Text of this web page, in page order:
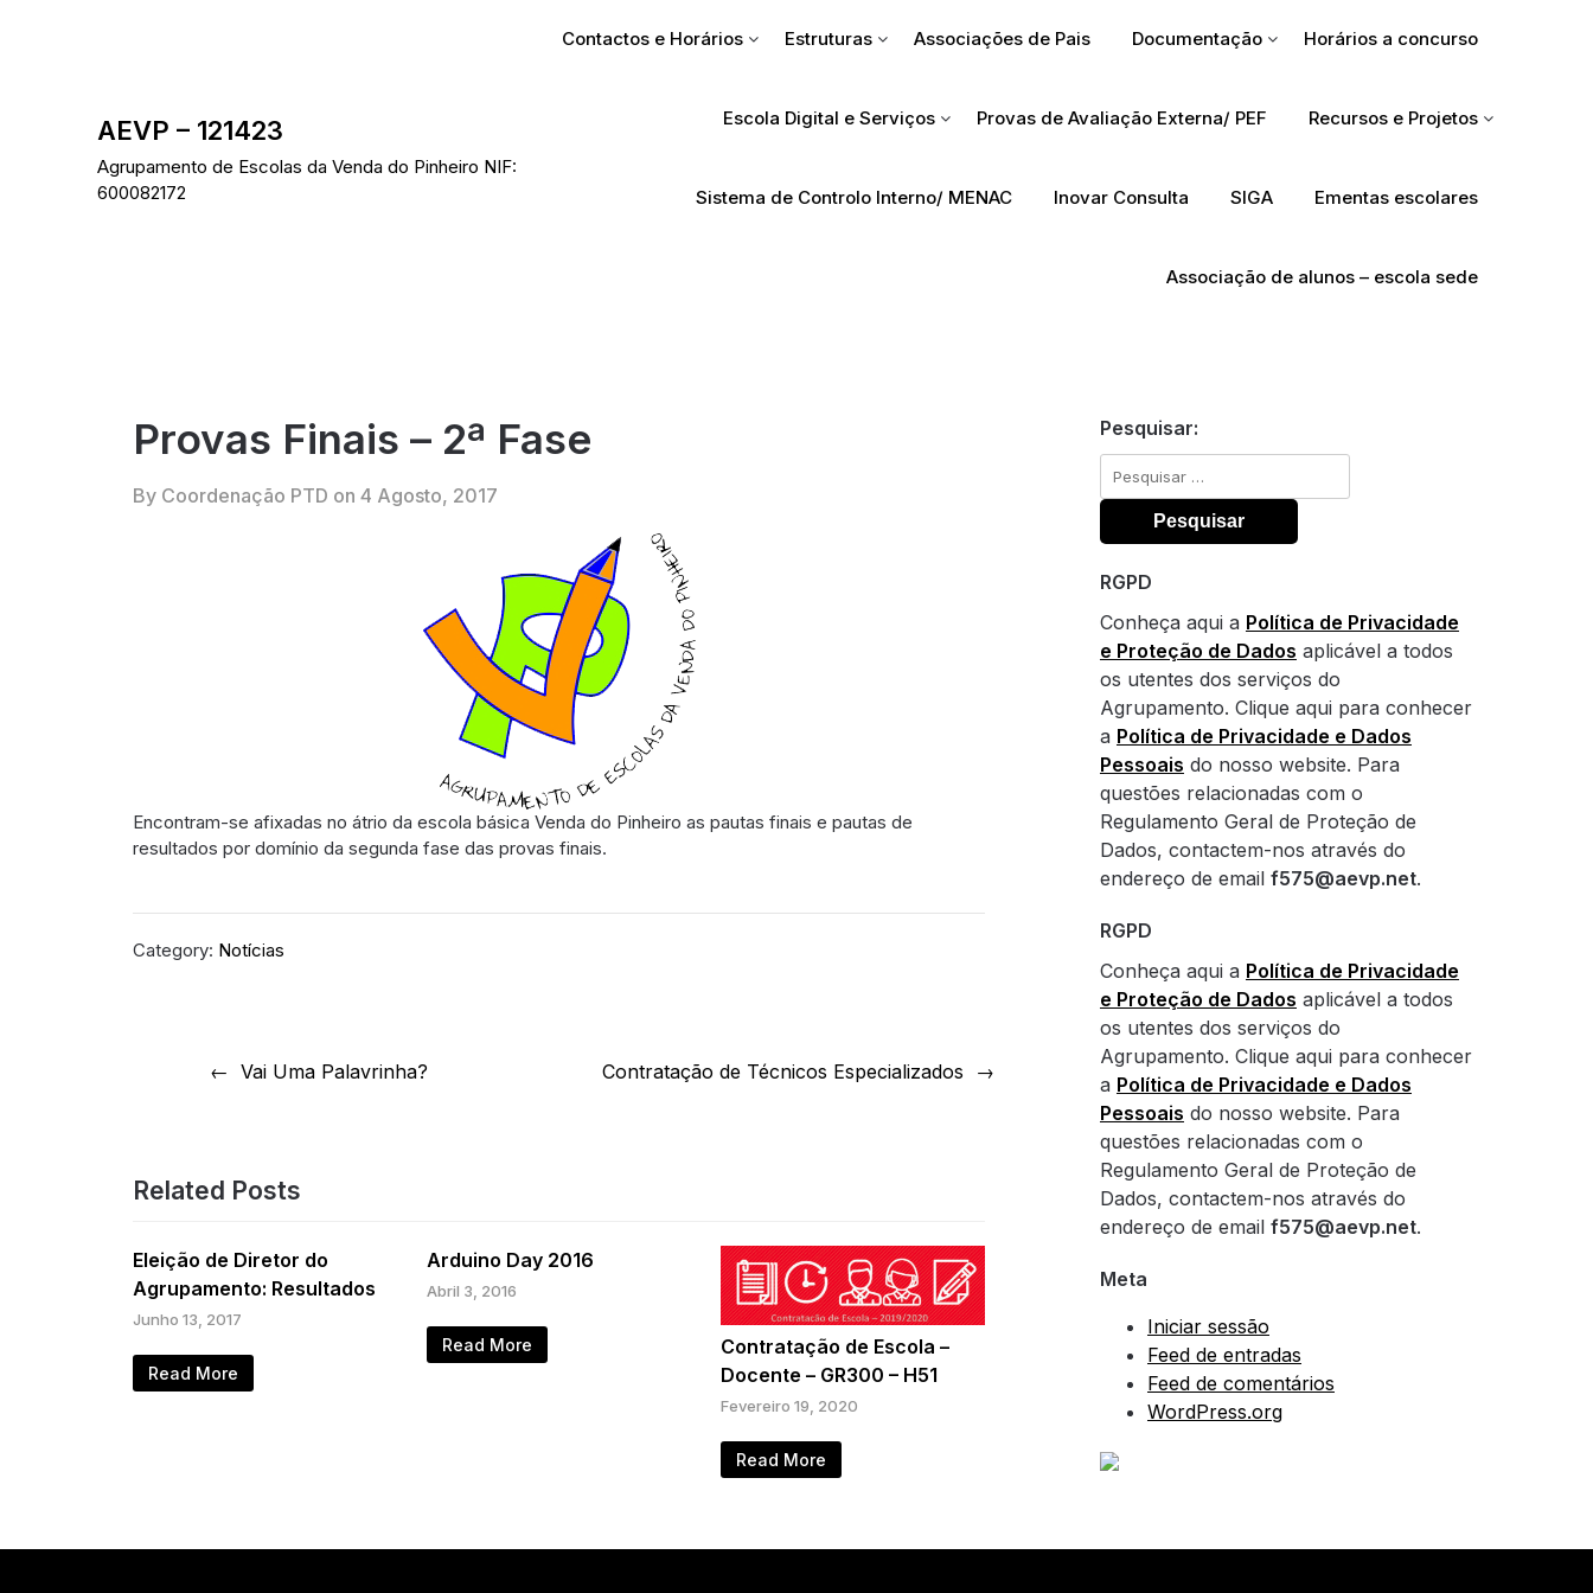
AEVP – 121423
Agrupamento de Escolas da Venda do Pinheiro NIF:
600082172
Contactos e Horários Estruturas Associações de Pais Documentação Horários a concurso
Escola Digital e Serviços Provas de Avaliação Externa/ PEF Recursos e Projetos
Sistema de Controlo Interno/ MENAC Inovar Consulta SIGA Ementas escolares
Associação de alunos – escola sede
Provas Finais – 2ª Fase
By Coordenação PTD on 4 Agosto, 2017
Encontram-se afixadas no átrio da escola básica Venda do Pinheiro as pautas finais e pautas de
resultados por domínio da segunda fase das provas finais.
Category: Notícias
Vai Uma Palavrinha? Contratação de Técnicos Especializados
Related Posts
Eleição de Diretor do
Agrupamento: Resultados
Junho 13, 2017
Read More
Arduino Day 2016
Abril 3, 2016
Read More
Contratação de Escola –
Docente – GR300 – H51
Fevereiro 19, 2020
Read More
Pesquisar:
Pesquisar
por:
RGPD
Conheça aqui a Política de Privacidade
e Proteção de Dados aplicável a todos
os utentes dos serviços do
Agrupamento. Clique aqui para conhecer
a Política de Privacidade e Dados
Pessoais do nosso website. Para
questões relacionadas com o
Regulamento Geral de Proteção de
Dados, contactem-nos através do
endereço de email f575@aevp.net.
RGPD
Conheça aqui a Política de Privacidade
e Proteção de Dados aplicável a todos
os utentes dos serviços do
Agrupamento. Clique aqui para conhecer
a Política de Privacidade e Dados
Pessoais do nosso website. Para
questões relacionadas com o
Regulamento Geral de Proteção de
Dados, contactem-nos através do
endereço de email f575@aevp.net.
Meta
Iniciar sessão
Feed de entradas
Feed de comentários
WordPress.org